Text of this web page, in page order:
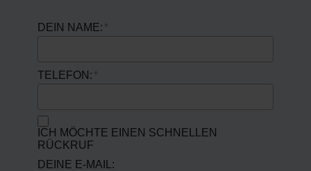
DEIN NAME:
TELEFON:
ICH MÖCHTE EINEN SCHNELLEN
RÜCKRUF
DEINE E-MAIL: